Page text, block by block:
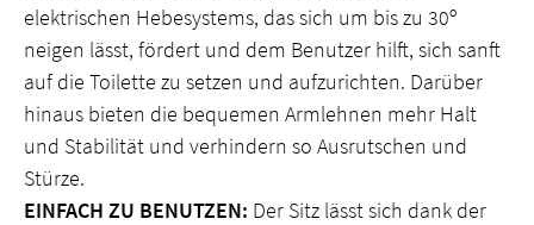
elektrischen Hebesystems, das sich um bis zu 30º
neigen lässt, fördert und dem Benutzer hilft, sich sanft
auf die Toilette zu setzen und aufzurichten. Darüber
hinaus bieten die bequemen Armlehnen mehr Halt
und Stabilität und verhindern so Ausrutschen und
Stürze.
EINFACH ZU BENUTZEN: Der Sitz lässt sich dank der